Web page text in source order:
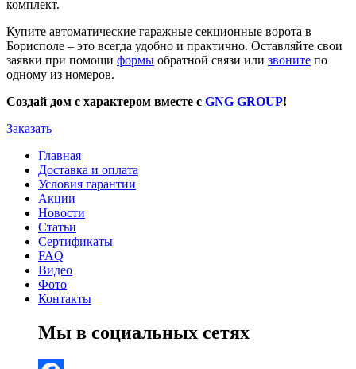
комплект.
Купите автоматические гаражные секционные ворота в
Борисполе – это всегда удобно и практично. Оставляйте свои
заявки при помощи формы обратной связи или звоните по
одному из номеров.
Создай дом с характером вместе с GNG GROUP!
Заказать
Главная
Доставка и оплата
Условия гарантии
Акции
Новости
Статьи
Сертификаты
FAQ
Видео
Фото
Контакты
Мы в социальных сетях